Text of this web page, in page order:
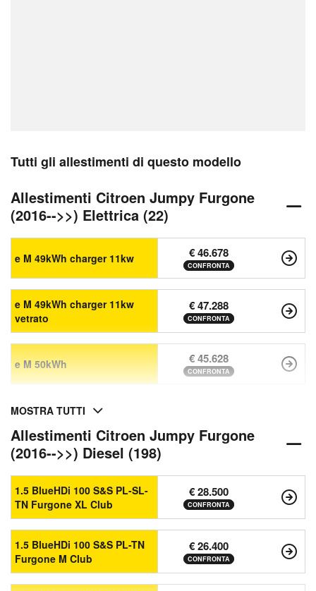
Tutti gli allestimenti di questo modello
Allestimenti Citroen Jumpy Furgone
(2016-->>) Elettrica (22)
e M 49kWh charger 11kw € 46.678
CONFRONTA
e M 49kWh charger 11kw
vetrato
€ 47.288
CONFRONTA
e M 50kWh € 45.628
CONFRONTA
MOSTRA TUTTI
Allestimenti Citroen Jumpy Furgone
(2016-->>) Diesel (198)
1.5 BlueHDi 100 S&S PL-SL-
TN Furgone XL Club
€ 28.500
CONFRONTA
1.5 BlueHDi 100 S&S PL-TN
Furgone M Club
€ 26.400
CONFRONTA